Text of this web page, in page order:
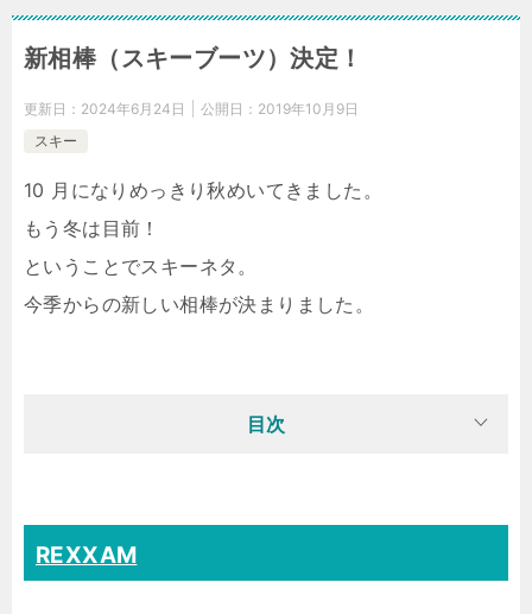
新相棒（スキーブーツ）決定！
更新日： 2024年6月24日 公開日： 2019年10月9日
スキー
10 月になりめっきり秋めいてきました。
もう冬は目前！
ということでスキーネタ。
今季からの新しい相棒が決まりました。
目次
REXXAM